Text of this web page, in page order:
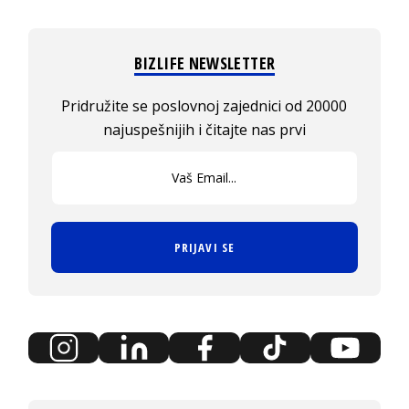
BIZLIFE NEWSLETTER
Pridružite se poslovnoj zajednici od 20000
najuspešnijih i čitajte nas prvi
PRIJAVI SE